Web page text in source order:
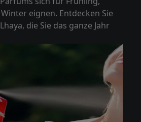
eignen. Entdecken Sie
die Sie das ganze Jahr